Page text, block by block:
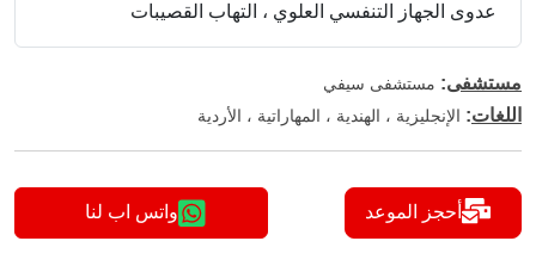
عدوى الجهاز التنفسي العلوي ، التهاب القصيبات
مستشفى: مستشفى سيفي
اللغات: الإنجليزية ، الهندية ، المهاراتية ، الأردية
أحجز الموعد واتس اب لنا